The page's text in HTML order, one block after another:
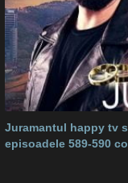
Juramantul happy tv
episoadele 589-590